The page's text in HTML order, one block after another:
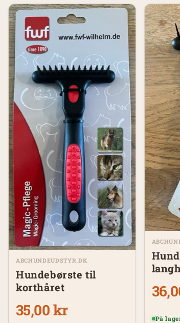
ABCHUNDEUDSTYR.DK
Hundebørste til
korthåret
35,00 kr På